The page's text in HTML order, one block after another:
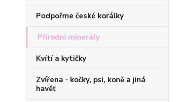
Podpořme české korálky
Přírodní minerály
Kvítí a kytičky
Zvířena - kočky, psi, koně a jiná
havěť